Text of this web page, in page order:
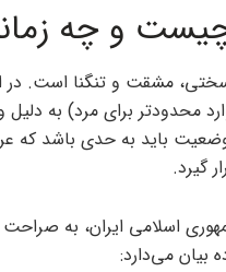
و چه
مشقت و تنگنا است.
محدودتر برای مرد) به
وضعیت باید به حدی باشد که
گیرد.
مدنی جمهوری اسلامی ایران،
بیان می‌دارد: